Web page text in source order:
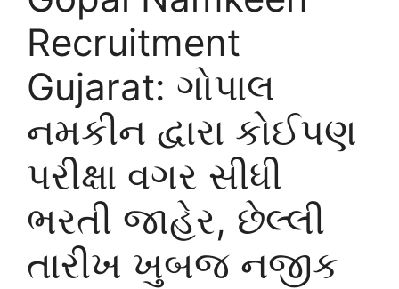
Recruitment
Gujarat: ગોપાલ
નમકીન દ્વારા કોઈપણ
પરીક્ષા વગર સીધી
ભરતી જાહેર, છેલ્લી
તારીખ ખુબજ નજીક